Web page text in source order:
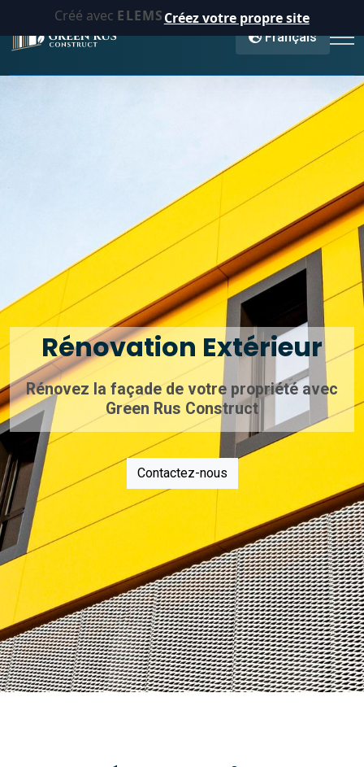
Créé avec ELEMSCréez votre propre site
Français
Rénovation Extérieur
Rénovez la façade de votre propriété avec
Green Rus Construct
Contactez-nous